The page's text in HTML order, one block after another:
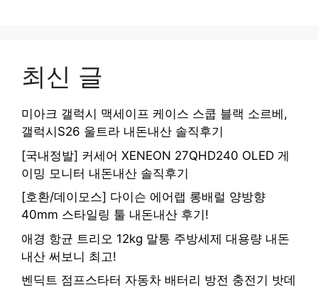
최신 글
미아크 갤럭시 맥세이프 케이스 스쿱 블랙 소르베,
갤럭시S26 울트라 내돈내산 솔직후기
[국내정발] 커세어 XENEON 27QHD240 OLED 게
이밍 모니터 내돈내산 솔직후기
[호환/데이모스] 다이슨 에어랩 롱배럴 양방향
40mm 스타일링 툴 내돈내산 후기!
애경 항균 트리오 12kg 말통 주방세제 대용량 내돈
내산 써보니 최고!
벤딕트 점프스타터 자동차 배터리 방전 충전기 밧데